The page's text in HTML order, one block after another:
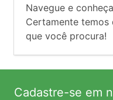
Navegue e
Certamente temos
que você procura!
Cadastre-se em